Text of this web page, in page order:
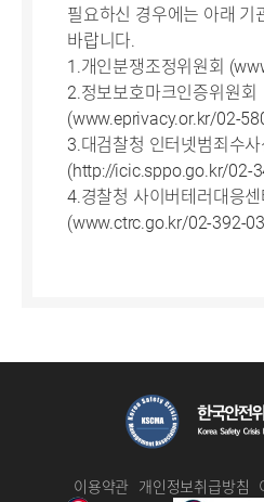
필요하신 경우에는 아래 기
바랍니다.
1.개인분쟁조정위원회
2.정보보호마크인증위원회
(www.eprivacy.or.kr/02-
3.대검찰청 인터넷범죄수사
(http://icic.sppo.go.kr/02-
4.경찰청 사이버테러대응센
(www.ctrc.go.kr/02-392-
이용약관 개인정보취급방침